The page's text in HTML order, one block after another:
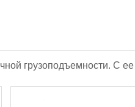
грузоподъемности. С